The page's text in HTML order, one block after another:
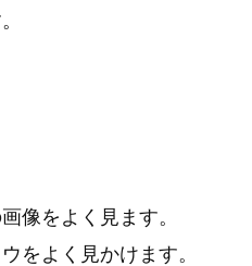
像をよく見ます。
をよく見かけます。